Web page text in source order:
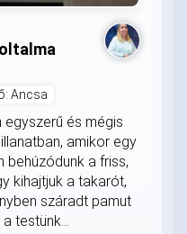
Ancsa
és mégis
amikor egy
behúzódunk a friss,
kihajtjuk a takarót,
száradt pamut
testünk...